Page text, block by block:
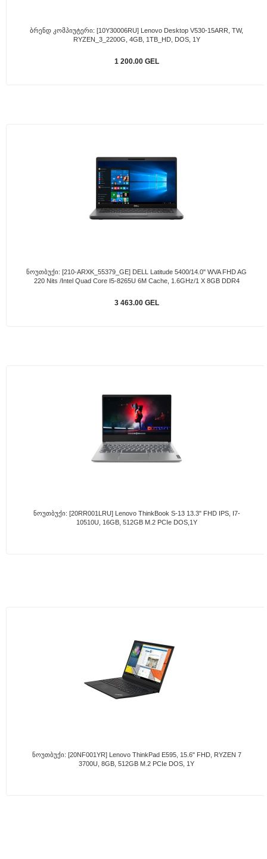
Ბრენდ Კომპიუტერი: [10Y30006RU] Lenovo Desktop V530-15ARR, TW,
RYZEN_3_2200G, 4GB, 1TB_HD, DOS, 1Y
1 200.00 GEL
Ნოუთბუქი: [210-ARXK_55379_GE] DELL Latitude 5400/14.0" WVA FHD AG
220 Nits /Intel Quad Core I5-8265U 6M Cache, 1.6GHz/1 X 8GB DDR4
3 463.00 GEL
Ნოუთბუქი: [20RR001LRU] Lenovo ThinkBook S-13 13.3" FHD IPS, I7-
10510U, 16GB, 512GB M.2 PCIe DOS,1Y
Ნოუთბუქი: [20NF001YR] Lenovo ThinkPad E595, 15.6" FHD, RYZEN 7
3700U, 8GB, 512GB M.2 PCIe DOS, 1Y